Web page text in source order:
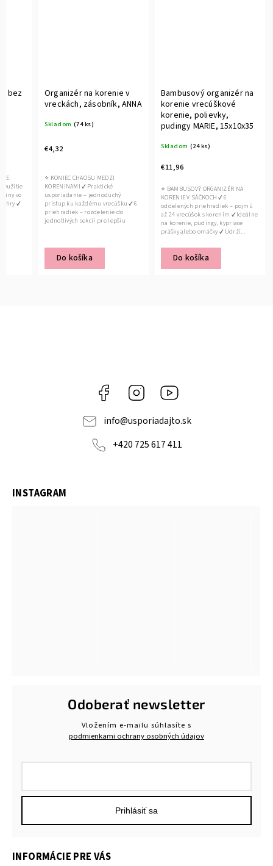
bez
využitie
vo
hry ✔
Organizér na korenie v
vreckách, zásobník, ANNA
Skladom (74 ks)
€4,32
Do košíka
⭐ KONIEC CHAOSU MEDZI
KORENINAMI ✔ Praktické
usporiadanie – jednoduchý
prístup ku každému vrecúšku ✔ 6
priehradiek – rozdelenie do
jednotlivých sekcií pre lepšiu
Bambusový organizér na
korenie vrecúškové
korenie, polievky,
pudingy MARIE, 15x10x35
Skladom (24 ks)
€11,96
Do košíka
⭐ BAMBUSOVÝ ORGANIZÉR NA
KORENIE V SÁČKOCH ✔ 6
oddelených priehradiek – pojmú
až 24 vrecúšok s korením ✔ Ideálne
na korenie, pudingy, kypriace
prášky alebo omáčky ✔ Udrží...
Facebook Instagram
info@usporiadajto.sk
+420 725 617 411
INSTAGRAM
INFORMÁCIE PRE VÁS
Odoberať newsletter
Vložením e-mailu súhlasíte s
podmienkami ochrany osobných údajov
Prihlásiť sa